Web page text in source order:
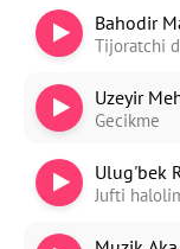
Bahodir
Tijoratchi
Uzeyir
Gecikme
Ulug'bek
Jufti